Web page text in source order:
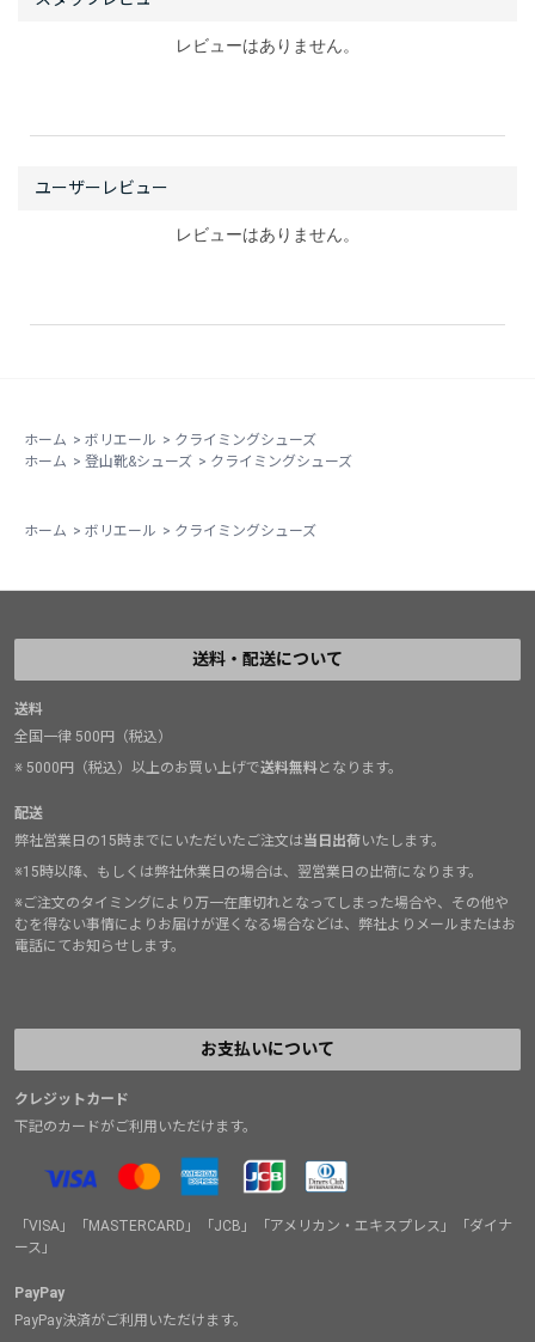
レビューはありません。
レビューはありません。
ホーム > ボリエール > クライミングシューズ
ホーム > 登山靴&シューズ > クライミングシューズ
ホーム > ボリエール > クライミングシューズ
送料・配送について
送料
全国一律 500円（税込）
※ 5000円（税込）以上のお買い上げで送料無料となります。
配送
弊社営業日の15時までにいただいたご注文は当日出荷いたします。
※15時以降、もしくは弊社休業日の場合は、翌営業日の出荷になります。
※ご注文のタイミングにより万一在庫切れとなってしまった場合や、その他や
むを得ない事情によりお届けが遅くなる場合などは、弊社よりメールまたはお
電話にてお知らせします。
お支払いについて
クレジットカード
下記のカードがご利用いただけます。
「VISA」「MASTERCARD」「JCB」「アメリカン・エキスプレス」「ダイナ
ース」
PayPay
PayPay決済がご利用いただけます。